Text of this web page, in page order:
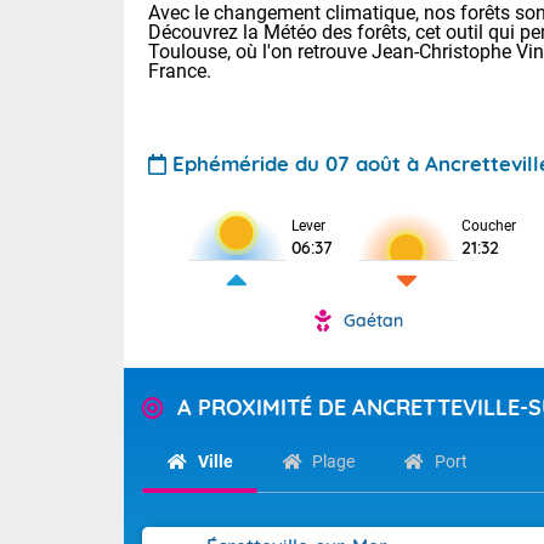
Pour la
Tendance
Avec le changement climatique, nos forêts
Découvrez la Météo des forêts, cet outil qui
Toulouse, où l'on retrouve Jean-Christophe
France.
Ephéméride du 07 août à
Lever
06:37
Coucher
21:32
Gaétan
A PROXIMITÉ DE ANCRETTEVILLE-
Ville Plage Port
Voici les
31 Lyon :
: 32 Nancy :
32 Lille : 28
Demain :
Très
En matinée,
sur les